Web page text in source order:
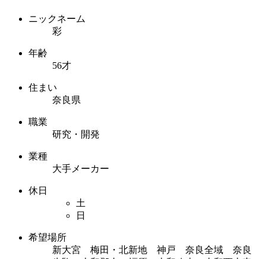
ニックネーム
彩
年齢
56才
住まい
奈良県
職業
研究・開発
業種
大手メーカー
休日
土
日
希望場所
新大宮 梅田・北新地 神戸 奈良全域 奈良